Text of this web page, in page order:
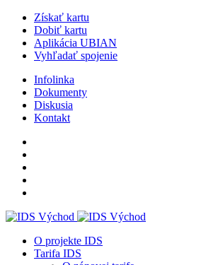
Získať kartu
Dobiť kartu
Aplikácia UBIAN
Vyhľadať spojenie
Infolinka
Dokumenty
Diskusia
Kontakt
O projekte IDS
Tarifa IDS